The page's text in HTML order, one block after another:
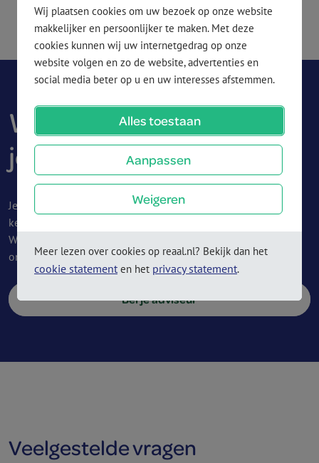
Wij plaatsen cookies om uw bezoek op onze website
makkelijker en persoonlijker te maken. Met deze
cookies kunnen wij uw internetgedrag op onze
website volgen en zo de website, advertenties en
social media beter op u en uw interesses afstemmen.
Alles toestaan
Aanpassen
Weigeren
Meer lezen over cookies op reaal.nl? Bekijk dan het
cookie statement en het privacy statement.
Wil je advies? Vraag het
je adviseur
Je financieel adviseur kan je helpen met de best passende
keuze bij jouw financiële situatie.
Wij geven geen advies. Een adviseur doet dat wel en is
onafhankelijk en kundig en is er om jou verder te helpen.
Bel je adviseur
Veelgestelde vragen